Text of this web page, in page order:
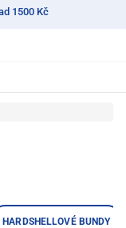
1500 Kč
HARDSHELLOVÉ BUNDY